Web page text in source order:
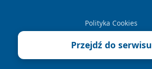
Polityka Cookies
Przejdź do serwisu